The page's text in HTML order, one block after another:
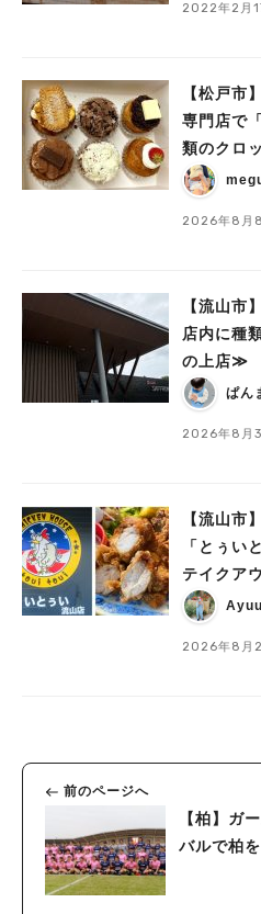
2022年2月
【松戸市
専門店で
類のクロ
2026年8月
【流山市
店内に種
の上店≫
ぱん
2026年8月3
【流山市
「とぅい
テイクア
2026年8月2
前のページへ
【柏】ガ
バルで柏